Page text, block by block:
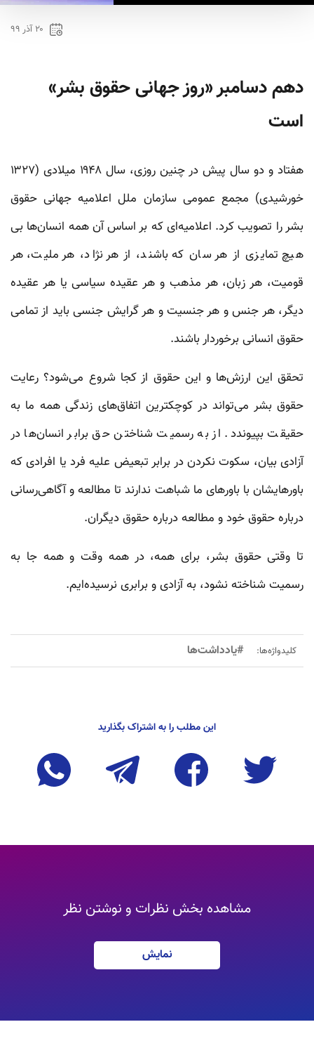
دهم دسامبر «روز جهانی حقوق بشر»
است
هفتاد و دو سال پیش در چنین روزی، سال ۱۹۴۸ میلادی (۱۳۲۷
خورشیدی) مجمع عمومی سازمان ملل اعلاميه جهانی حقوق
بشر را تصویب کرد. اعلامیه‌ای که بر اساس آن همه انسان‌ها بی
هیچ تمایزی از هر سان که باشند، از هر نژاد، هر ملیت، هر
قومیت، هر زبان، هر مذهب و هر عقیده سیاسی یا هر عقیده
دیگر، هر جنس و هر جنسیت و هر گرایش جنسی باید از تمامی
حقوق انسانی برخوردار باشند.
تحقق این ارزش‌ها و این حقوق از کجا شروع می‌شود؟ رعایت
حقوق بشر می‌تواند در کوچکترین اتفاق‌های زندگی همه ما به
حقیقت بپیوندد. از به رسمیت شناختن حق برابر انسان‌ها در
آزادی بیان، سکوت نکردن در برابر تبعیض علیه فرد یا افرادی که
باورهایشان با باورهای ما شباهت ندارند تا مطالعه و آگاهی‌رسانی
درباره حقوق خود و مطالعه درباره حقوق دیگران.
تا وقتی حقوق بشر، برای همه، در همه وقت و همه‌ جا به
رسمیت شناخته نشود، به آزادی و برابری نرسیده‌ایم.
کلیدواژه‌ها: #یادداشت‌ها
این مطلب را به اشتراک بگذارید
مشاهده بخش نظرات و نوشتن نظر
نمایش